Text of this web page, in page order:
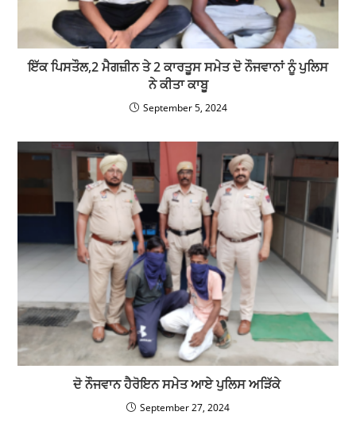
ਇੱਕ ਪਿਸਤੌਲ,2 ਮੈਗਜ਼ੀਨ ਤੇ 2 ਕਾਰਤੂਸ ਸਮੇਤ ਦੋ ਨੌਜਵਾਨਾਂ ਨੂੰ ਪੁਲਿਸ
ਨੇ ਕੀਤਾ ਕਾਬੂ
September 5, 2024
ਦੋ ਨੌਜਵਾਨ ਹੈਰੋਇਨ ਸਮੇਤ ਆਏ ਪੁਲਿਸ ਅੜਿੱਕੇ
September 27, 2024